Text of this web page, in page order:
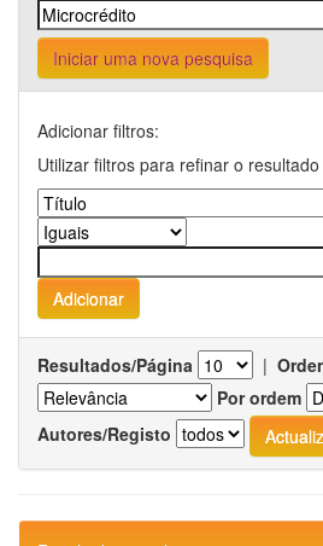
Iniciar uma nova pesquisa
Adicionar filtros:
Utilizar filtros para refinar o
Resultados/Página |
Por ordem
Autores/Registo